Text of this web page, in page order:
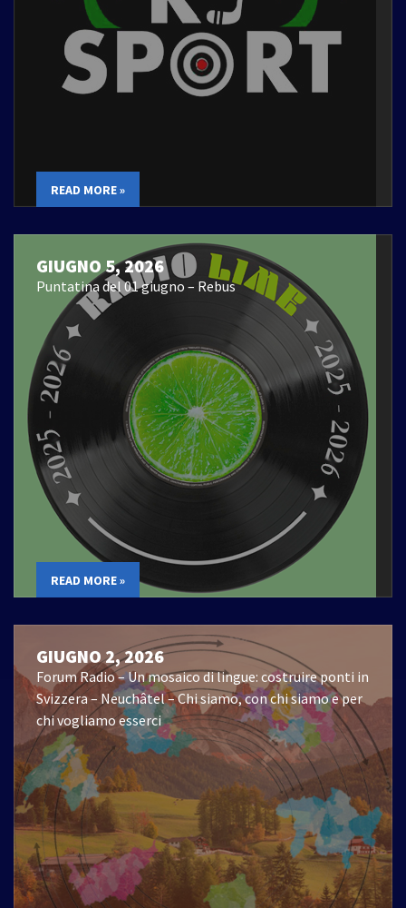
READ MORE »
GIUGNO 5, 2026
Puntatina del 01 giugno – Rebus
READ MORE »
GIUGNO 2, 2026
Forum Radio – Un mosaico di lingue: costruire ponti in
Svizzera – Neuchâtel – Chi siamo, con chi siamo e per
chi vogliamo esserci